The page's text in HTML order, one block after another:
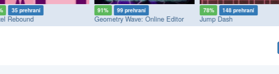
35 prehraní
Rebound
91% 99 prehraní
Geometry Wave: Online Editor
78% 148 prehraní
Jump Dash